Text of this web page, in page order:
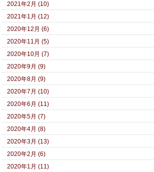
2021年2月 (10)
2021年1月 (12)
2020年12月 (6)
2020年11月 (5)
2020年10月 (7)
2020年9月 (9)
2020年8月 (9)
2020年7月 (10)
2020年6月 (11)
2020年5月 (7)
2020年4月 (8)
2020年3月 (13)
2020年2月 (6)
2020年1月 (11)